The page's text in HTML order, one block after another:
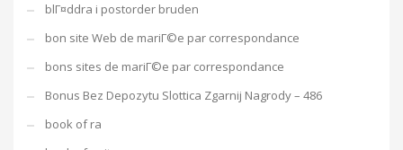
blГ¤ddra i postorder bruden
bon site Web de mariГ©e par correspondance
bons sites de mariГ©e par correspondance
Bonus Bez Depozytu Slottica Zgarnij Nagrody – 486
book of ra